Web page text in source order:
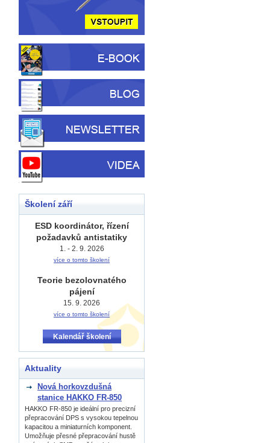
Školení září
ESD koordinátor, řízení
požadavků antistatiky
1. - 2. 9. 2026
více o tomto školení
Teorie bezolovnatého
pájení
15. 9. 2026
více o tomto školení
Kalendář školení
Aktuality
Nová horkovzdušná
stanice HAKKO FR-850
HAKKO FR-850 je ideální pro precizní
přepracování DPS s vysokou tepelnou
kapacitou a miniaturních komponent.
Umožňuje přesné přepracování hustě